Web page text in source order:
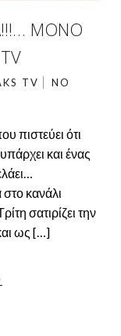
ΜΌΝΟ
TV
NO
πιστεύει ότι
και ένας
κανάλι
σατιρίζει την
ως […]